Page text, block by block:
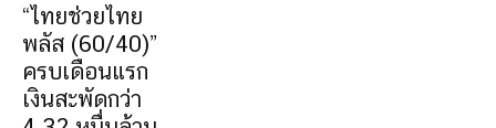
“ไทยช่วยไทย
พลัส (60/40)”
ครบเดือนแรก
เงินสะพัดกว่า